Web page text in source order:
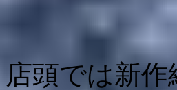
店頭では新